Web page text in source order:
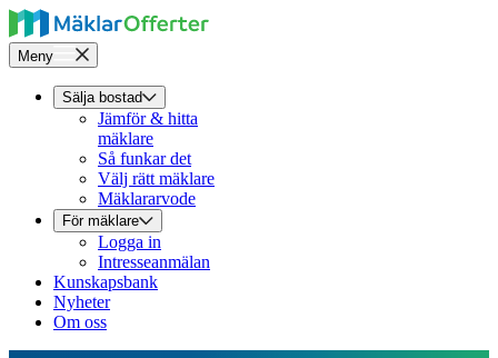
Meny
Sälja bostad
Jämför & hitta
mäklare
Så funkar det
Välj rätt mäklare
Mäklararvode
För mäklare
Logga in
Intresseanmälan
Kunskapsbank
Nyheter
Om oss